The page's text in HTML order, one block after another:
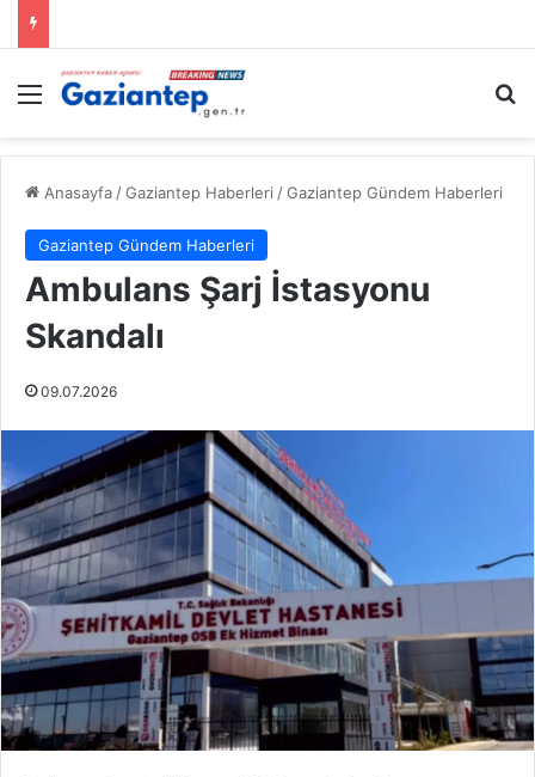
Menü
Anasayfa /Gaziantep Haberleri /Gaziantep Gündem Haberleri
Gaziantep Gündem Haberleri
Ambulans Şarj İstasyonu
Skandalı
09.07.2026